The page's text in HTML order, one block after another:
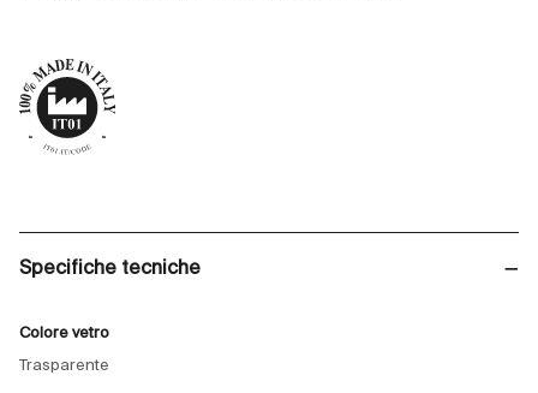
Specifiche tecniche
Colore vetro
Trasparente